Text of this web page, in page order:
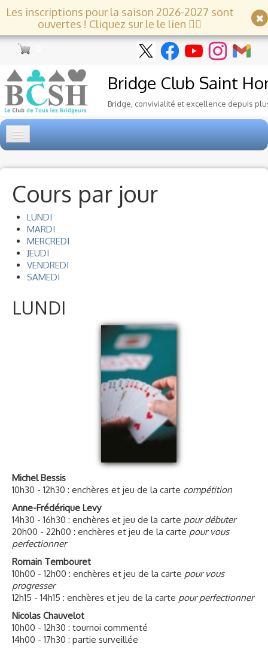
Les inscriptions pour la saison 2026-2027 sont
ouvertes ! Cliquez sur le le lien 👇🏻
Bridge Club Saint
Bridge, convivialité et excellence depuis
Ecole de Bridge
Le Club▼
Voyages et festivals
Cours par jour
LUNDI
MARDI
MERCREDI
JEUDI
VENDREDI
SAMEDI
LUNDI
Michel Bessis
10h30 - 12h30 : enchères et jeu de la carte compétition
Anne-Frédérique Levy
14h30 - 16h30 : enchères et jeu de la carte pour débuter
20h00 - 22h00 : enchères et jeu de la carte pour vous
perfectionner
Romain Tembouret
10h00 - 12h00 : enchères et jeu de la carte pour vous
progresser
12h15 - 14h15 : enchères et jeu de la carte pour perfectionner
Nicolas Chauvelot
10h00 - 12h30 : tournoi commenté
14h00 - 17h30 : partie surveillée